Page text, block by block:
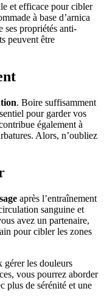
et efficace pour cibler
à base d’arnica
ses propriétés anti-
peuvent être
. Boire suffisamment
pour garder vos
également à
Alors, n’oubliez
après l’entraînement
sanguine et
avez un partenaire,
pour cibler les zones
gérer les douleurs
vous pourrez aborder
plus de sérénité et une